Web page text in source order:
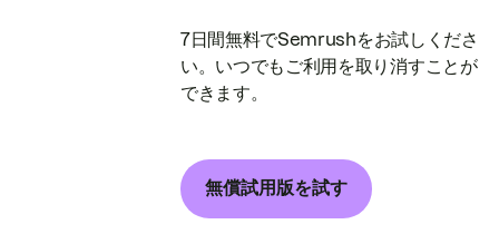
7日間無料でSemrushをお試しくださ
い。いつでもご利用を取り消すことが
できます。
無償試用版を試す